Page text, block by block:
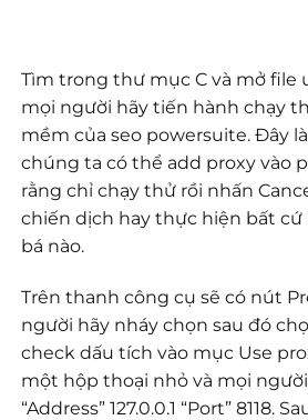
Tìm trong thư mục C và mở file
mọi người hãy tiến hành chạy
mềm của seo powersuite. Đây
chúng ta có thể add proxy vào
rằng chỉ chạy thử rồi nhấn
chiến dịch hay thực hiện bất
bá nào.
Trên thanh công cụ sẽ có nút
người hãy nháy chọn sau đó
check dấu tích vào mục Use
một hộp thoại nhỏ và mọi
“Address” 127.0.0.1 “Port” 8118.